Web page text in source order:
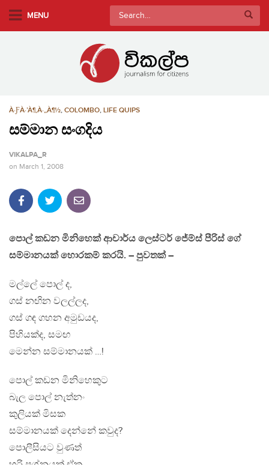
MENU
Search
for:
À·ƑÀ·’À¶‚À·„À¶½, COLOMBO, LIFE QUIPS
සම්මාන සංගදිය
VIKALPA_R
on March 1, 2008
පොල් කඩන මිනිහෙක් ආචාර්ය ලෙස්ටර් ජේම්ස් පීරිස් ගේ
සම්මානයක් හොරකම් කරයි. – පුවතක් –
මල්ලේ පොල් ද,
ගස් නඟින වලල්ලද,
ගස් ගඳ ගහන අමුඩයද,
පිහියක්ද, සමඟ
මෙන්න සම්මානයක් …!
පොල් කඩන මිනිහෙකුට
බැල පොල් නැත්නං
කුලියක් මිසක
සම්මානයක් දෙන්නේ කවුද?
පොලීසියට වුණත්